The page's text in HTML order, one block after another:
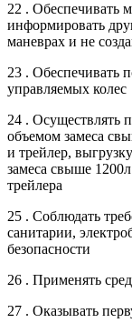
22 . Обеспечивать
информировать
маневрах и не
23 . Обеспечивать
управляемых колес
24 . Осуществлять
объемом замеса
и трейлер,
замеса свыше
трейлера
25 . Соблюдать
санитарии,
безопасности
26 . Применять
27 . Оказывать